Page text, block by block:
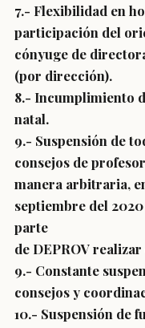
7.- Flexibilidad en
participación del
cónyuge de
(por dirección).
8.- Incumplimiento
natal.
9.- Suspensión de
consejos de
manera arbitraria,
septiembre del
parte
de DEPROV
9.- Constante
consejos y
10.- Suspensión de